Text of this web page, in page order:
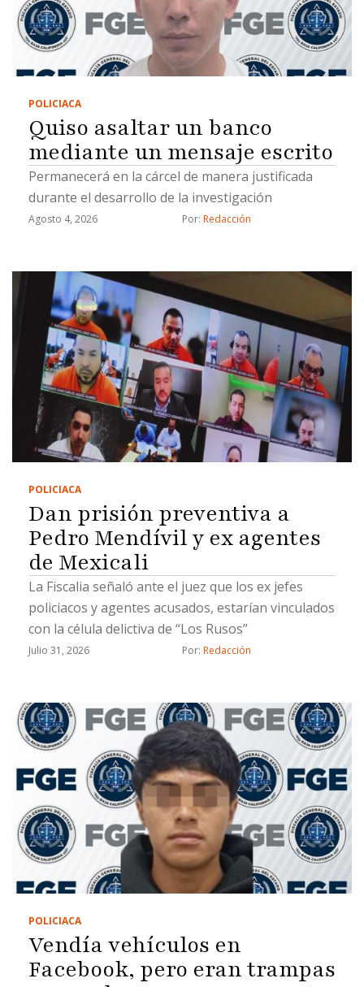
POLICIACA
Quiso asaltar un banco
mediante un mensaje escrito
Permanecerá en la cárcel de manera justificada
durante el desarrollo de la investigación
Agosto 4, 2026 Por: Redacción
POLICIACA
Dan prisión preventiva a
Pedro Mendívil y ex agentes
de Mexicali
La Fiscalia señaló ante el juez que los ex jefes
policiacos y agentes acusados, estarían vinculados
con la célula delictiva de “Los Rusos”
Julio 31, 2026 Por: Redacción
POLICIACA
Vendía vehículos en
Facebook, pero eran trampas